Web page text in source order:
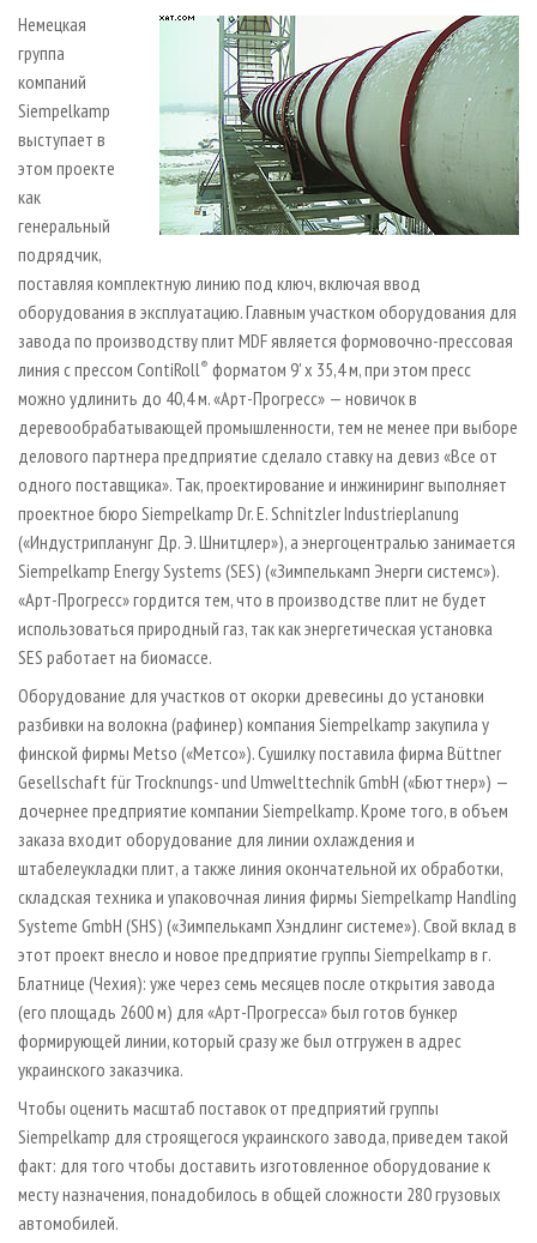
Немецкая
группа
компаний
Siempelkamp
выступает в
этом проекте
как
генеральный
подрядчик,
поставляя комплектную линию под ключ, включая ввод
оборудования в эксплуатацию. Главным участком оборудования для
завода по производству плит MDF является формовочно-прессовая
линия с прессом ContiRoll® форматом 9' x 35,4 м, при этом пресс
можно удлинить до 40,4 м. «Арт-Прогресс» — новичок в
деревообрабатывающей промышленности, тем не менее при выборе
делового партнера предприятие сделало ставку на девиз «Все от
одного поставщика». Так, проектирование и инжиниринг выполняет
проектное бюро Siempelkamp Dr. E. Schnitzler Industrieplanung
(«Индустрипланунг Др. Э. Шнитцлер»), а энергоцентралью занимается
Siempelkamp Energy Systems (SES) («Зимпелькамп Энерги системс»).
«Арт-Прогресс» гордится тем, что в производстве плит не будет
использоваться природный газ, так как энергетическая установка
SES работает на биомассе.
Оборудование для участков от окорки древесины до установки
разбивки на волокна (рафинер) компания Siempelkamp закупила у
финской фирмы Metso («Метсо»). Сушилку поставила фирма Büttner
Gesellschaft für Trocknungs- und Umwelttechnik GmbH («Бюттнер») —
дочернее предприятие компании Siempelkamp. Кроме того, в объем
заказа входит оборудование для линии охлаждения и
штабелеукладки плит, а также линия окончательной их обработки,
складская техника и упаковочная линия фирмы Siempelkamp Handling
Systeme GmbH (SHS) («Зимпелькамп Хэндлинг системе»). Свой вклад в
этот проект внесло и новое предприятие группы Siempelkamp в г.
Блатнице (Чехия): уже через семь месяцев после открытия завода
(его площадь 2600 м) для «Арт-Прогресса» был готов бункер
формирующей линии, который сразу же был отгружен в адрес
украинского заказчика.
Чтобы оценить масштаб поставок от предприятий группы
Siempelkamp для строящегося украинского завода, приведем такой
факт: для того чтобы доставить изготовленное оборудование к
месту назначения, понадобилось в общей сложности 280 грузовых
автомобилей.